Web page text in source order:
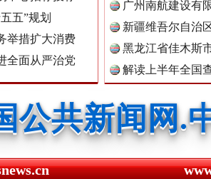
五”规划
举措扩大消费
全面从严治党
广州南航建设有
新疆维吾尔自治
黑龙江省佳木斯
解读上半年全国
公民新闻网.
公共新闻网.
法制新闻网.
处 潮起向未来 广州首